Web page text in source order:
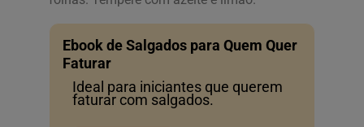
Ebook de Salgados para Quem Quer
Faturar
Ideal para iniciantes que querem
faturar com salgados.